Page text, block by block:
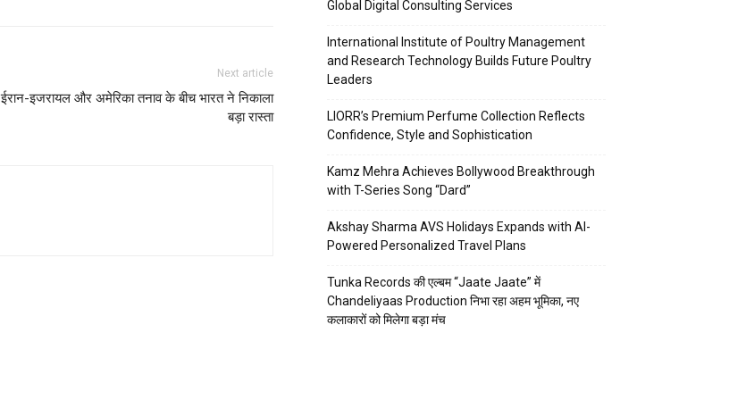
Next article
ईरान-इजरायल और अमेरिका तनाव के बीच भारत ने निकाला
बड़ा रास्ता
Global Digital Consulting Services
International Institute of Poultry Management
and Research Technology Builds Future Poultry
Leaders
LIORR’s Premium Perfume Collection Reflects
Confidence, Style and Sophistication
Kamz Mehra Achieves Bollywood Breakthrough
with T-Series Song “Dard”
Akshay Sharma AVS Holidays Expands with AI-
Powered Personalized Travel Plans
Tunka Records की एल्बम “Jaate Jaate” में
Chandeliyaas Production निभा रहा अहम भूमिका, नए
कलाकारों को मिलेगा बड़ा मंच